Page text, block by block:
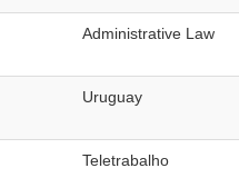
Administrative Law
Uruguay
Teletrabalho